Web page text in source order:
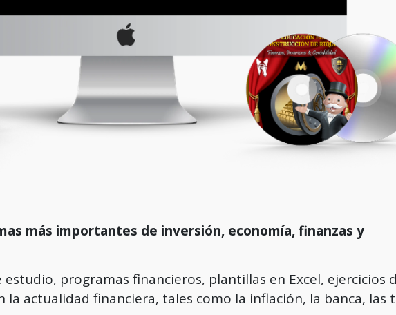
más importantes de inversión, economía, finanzas y
estudio, programas financieros, plantillas en Excel, ejercicios
la actualidad financiera, tales como la inflación, la banca, las